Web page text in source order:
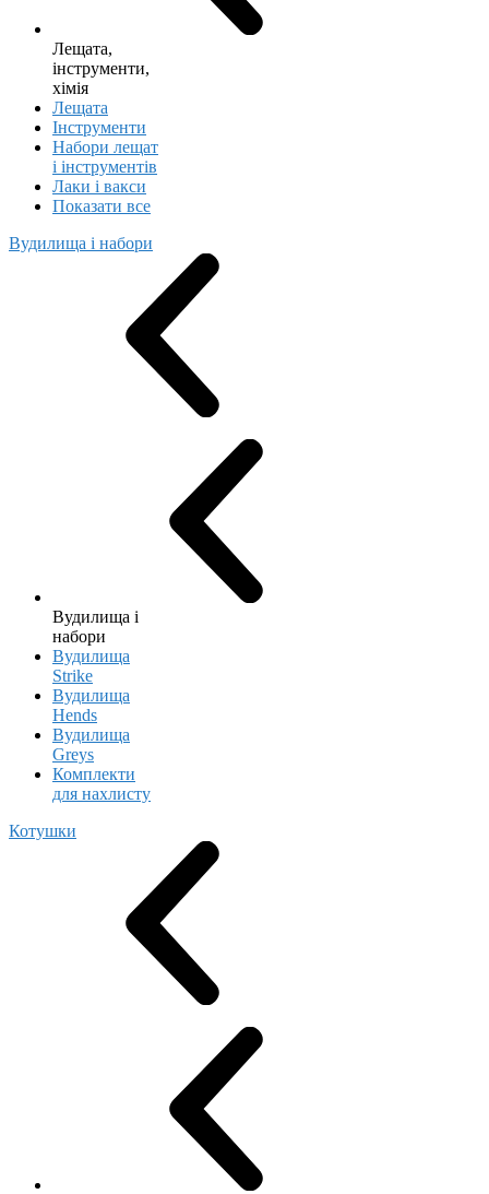
Лещата,
інструменти,
хімія
Лещата
Інструменти
Набори лещат
і інструментів
Лаки і вакси
Показати все
Вудилища і набори
Вудилища і
набори
Вудилища
Strike
Вудилища
Hends
Вудилища
Greys
Комплекти
для нахлисту
Котушки